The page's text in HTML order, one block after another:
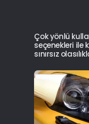
Çok yönlü
seçenekleri ile
sınırsız